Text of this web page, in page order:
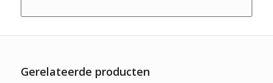
Gerelateerde producten